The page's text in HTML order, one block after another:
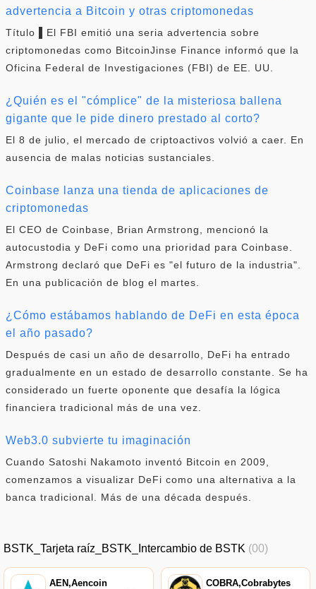
advertencia a Bitcoin y otras criptomonedas
Título ▌El FBI emitió una seria advertencia sobre
criptomonedas como BitcoinJinse Finance informó que la
Oficina Federal de Investigaciones (FBI) de EE. UU.
¿Quién es el "cómplice" de la misteriosa ballena
gigante que le pide dinero prestado al corto?
El 8 de julio, el mercado de criptoactivos volvió a caer. En
ausencia de malas noticias sustanciales.
Coinbase lanza una tienda de aplicaciones de
criptomonedas
El CEO de Coinbase, Brian Armstrong, mencionó la
autocustodia y DeFi como una prioridad para Coinbase.
Armstrong declaró que DeFi es "el futuro de la industria".
En una publicación de blog el martes.
¿Cómo estábamos hablando de DeFi en esta época
el año pasado?
Después de casi un año de desarrollo, DeFi ha entrado
gradualmente en un estado de desarrollo constante. Se ha
considerado un fuerte oponente que desafía la lógica
financiera tradicional más de una vez.
Web3.0 subvierte tu imaginación
Cuando Satoshi Nakamoto inventó Bitcoin en 2009,
comenzamos a visualizar DeFi como una alternativa a la
banca tradicional. Más de una década después.
BSTK_Tarjeta raíz_BSTK_Intercambio de BSTK (00)
AEN,Aencoin COBRA,Cobrabytes